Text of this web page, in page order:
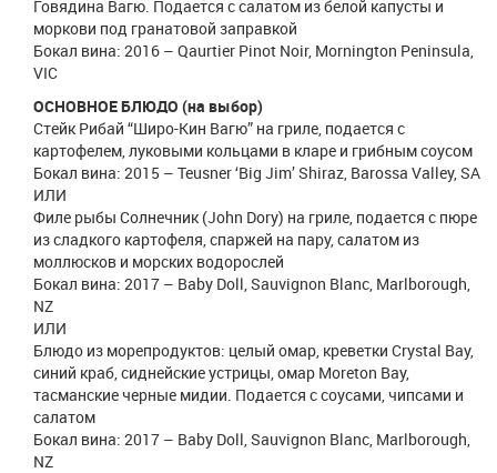
Говядина Вагю. Подается с салатом из белой капусты и
моркови под гранатовой заправкой
Бокал вина: 2016 – Qaurtier Pinot Noir, Mornington Peninsula,
VIC
ОСНОВНОЕ БЛЮДО (на выбор)
Стейк Рибай “Широ-Кин Вагю” на гриле, подается с
картофелем, луковыми кольцами в кларе и грибным соусом
Бокал вина: 2015 – Teusner ‘Big Jim’ Shiraz, Barossa Valley, SA
ИЛИ
Филе рыбы Солнечник (John Dory) на гриле, подается с пюре
из сладкого картофеля, спаржей на пару, салатом из
моллюсков и морских водорослей
Бокал вина: 2017 – Baby Doll, Sauvignon Blanc, Marlborough,
NZ
ИЛИ
Блюдо из морепродуктов: целый омар, креветки Crystal Bay,
синий краб, сиднейские устрицы, омар Moreton Bay,
тасманские черные мидии. Подается с соусами, чипсами и
салатом
Бокал вина: 2017 – Baby Doll, Sauvignon Blanc, Marlborough,
NZ